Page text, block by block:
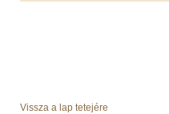
Vissza a lap tetejére